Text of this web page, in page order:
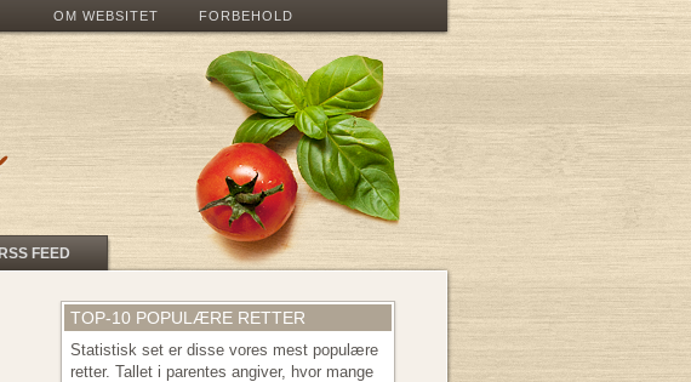
OM WEBSITET FORBEHOLD
TOP-10 POPULÆRE RETTER
Statistisk set er disse vores mest populære
retter. Tallet i parentes angiver, hvor mange
RSS FEED